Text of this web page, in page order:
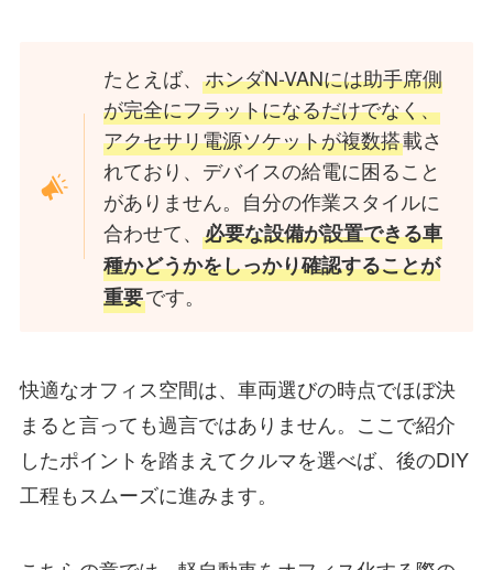
たとえば、ホンダN-VANには助手席側
が完全にフラットになるだけでなく、
アクセサリ電源ソケットが複数搭載さ
れており、デバイスの給電に困ること
がありません。自分の作業スタイルに
合わせて、必要な設備が設置できる車
種かどうかをしっかり確認することが
重要です。
快適なオフィス空間は、車両選びの時点でほぼ決
まると言っても過言ではありません。ここで紹介
したポイントを踏まえてクルマを選べば、後のDIY
工程もスムーズに進みます。